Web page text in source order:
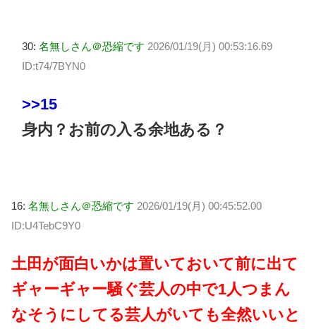
30: 名無しさん＠恐縮です 2026/01/19(月) 00:53:16.69
ID:t74/7BYN0
>>15
身内？お前の入る余地ある？
16: 名無しさん＠恐縮です 2026/01/19(月) 00:45:52.00
ID:U4TebC9Y0
土田が面白いかは置いておいて前に出て
ギャーギャー騒ぐ芸人の中で1人つまん
なそうにしてる芸人がいても全然いいと